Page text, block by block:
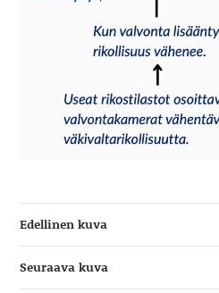
Edellinen kuva
Seuraava kuva